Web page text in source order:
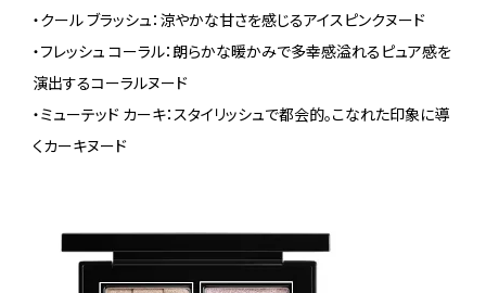
・クール ブラッシュ：涼やかな甘さを感じるアイスピンクヌード
・フレッシュ コーラル：朗らかな暖かみで多幸感溢れるピュア感を
演出するコーラルヌード
・ミューテッド カーキ：スタイリッシュで都会的。こなれた印象に導
くカーキヌード